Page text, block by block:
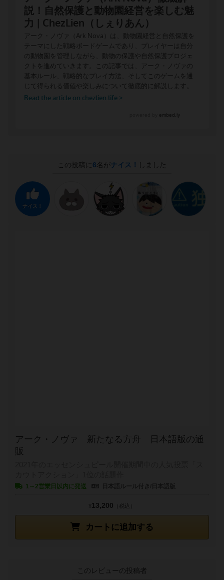
この投稿に 6名がナイス！ しました
ナイス！
アーク・ノヴァ 新たなる方舟 日本語版の通
販
1～2営業日以内に発送
カートに追加する
¥13,200 （税込）
このレビューの投稿者